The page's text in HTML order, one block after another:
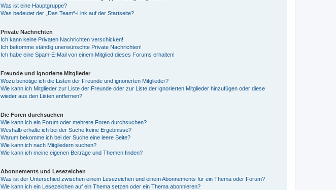
Was ist eine Hauptgruppe?
Was bedeutet der „Das Team“-Link auf der Startseite?
Private Nachrichten
Ich kann keine Privaten Nachrichten verschicken!
Ich bekomme ständig unerwünschte Private Nachrichten!
Ich habe eine Spam-E-Mail von einem Mitglied dieses Forums erhalten!
Freunde und ignorierte Mitglieder
Wozu benötige ich die Listen der Freunde und ignorierten Mitglieder?
Wie kann ich Mitglieder zur Liste der Freunde oder zur Liste der ignorierten Mitglieder hinzufügen oder diese
wieder aus den Listen entfernen?
Die Foren durchsuchen
Wie kann ich ein Forum oder mehrere Foren durchsuchen?
Weshalb erhalte ich bei der Suche keine Ergebnisse?
Warum bekomme ich bei der Suche eine leere Seite?
Wie kann ich nach Mitgliedern suchen?
Wie kann ich meine eigenen Beiträge und Themen finden?
Abonnements und Lesezeichen
Was ist der Unterschied zwischen einem Lesezeichen und einem Abonnements für ein Thema oder Forum?
Wie kann ich ein Lesezeichen auf ein Thema setzen oder ein Thema abonnieren?